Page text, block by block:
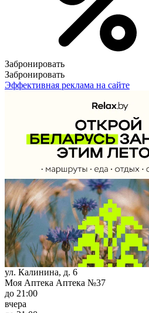
Забронировать
Забронировать
Эффективная реклама на сайте
ул. Калинина, д. 6
Моя Аптека Аптека №37
до 21:00
вчера